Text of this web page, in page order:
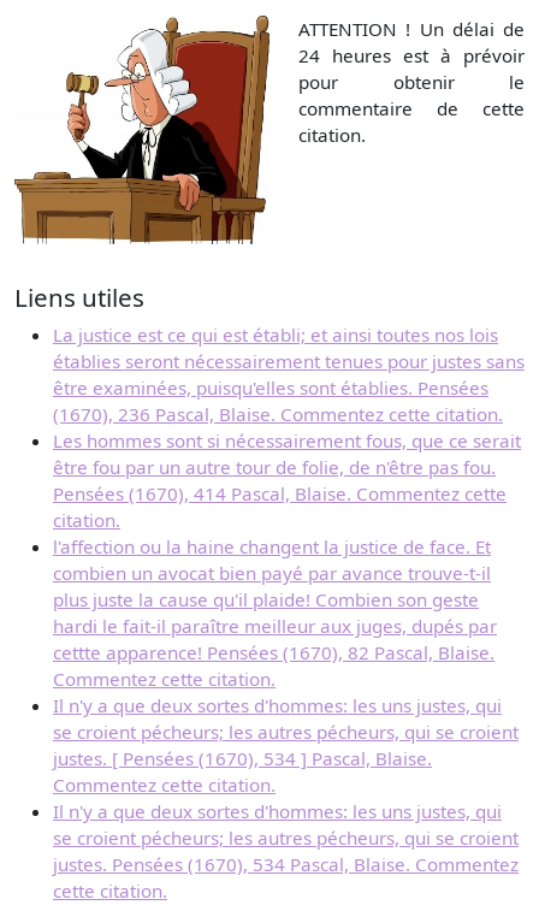
ATTENTION ! Un délai de
24 heures est à prévoir
pour obtenir le
commentaire de cette
citation.
Liens utiles
La justice est ce qui est établi; et ainsi toutes nos lois
établies seront nécessairement tenues pour justes sans
être examinées, puisqu'elles sont établies. Pensées
(1670), 236 Pascal, Blaise. Commentez cette citation.
Les hommes sont si nécessairement fous, que ce serait
être fou par un autre tour de folie, de n'être pas fou.
Pensées (1670), 414 Pascal, Blaise. Commentez cette
citation.
l'affection ou la haine changent la justice de face. Et
combien un avocat bien payé par avance trouve-t-il
plus juste la cause qu'il plaide! Combien son geste
hardi le fait-il paraître meilleur aux juges, dupés par
cettte apparence! Pensées (1670), 82 Pascal, Blaise.
Commentez cette citation.
Il n'y a que deux sortes d'hommes: les uns justes, qui
se croient pécheurs; les autres pécheurs, qui se croient
justes. [ Pensées (1670), 534 ] Pascal, Blaise.
Commentez cette citation.
Il n'y a que deux sortes d'hommes: les uns justes, qui
se croient pécheurs; les autres pécheurs, qui se croient
justes. Pensées (1670), 534 Pascal, Blaise. Commentez
cette citation.